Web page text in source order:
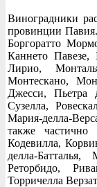
Виноградники
провинции
Боргоратто
Каннето Павезе,
Лирио,
Монтескано,
Джесси, Пьетра
Сузелла,
Мария-делла-
также
Кодевилла,
делла-
Реторбидо,
Торричелла